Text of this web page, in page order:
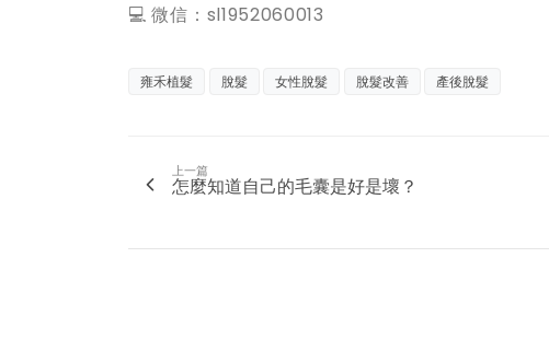
💻 微信：sl1952060013
雍禾植髮 脫髮 女性脫髮 脫髮改善 產後脫髮
上一篇
怎麼知道自己的毛囊是好是壞？